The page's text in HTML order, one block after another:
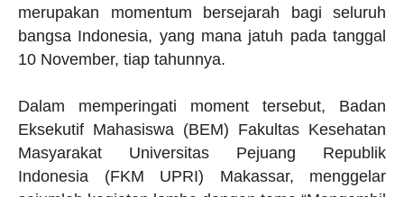
merupakan momentum bersejarah bagi seluruh
bangsa Indonesia, yang mana jatuh pada tanggal
10 November, tiap tahunnya.
Dalam memperingati moment tersebut, Badan
Eksekutif Mahasiswa (BEM) Fakultas Kesehatan
Masyarakat Universitas Pejuang Republik
Indonesia (FKM UPRI) Makassar, menggelar